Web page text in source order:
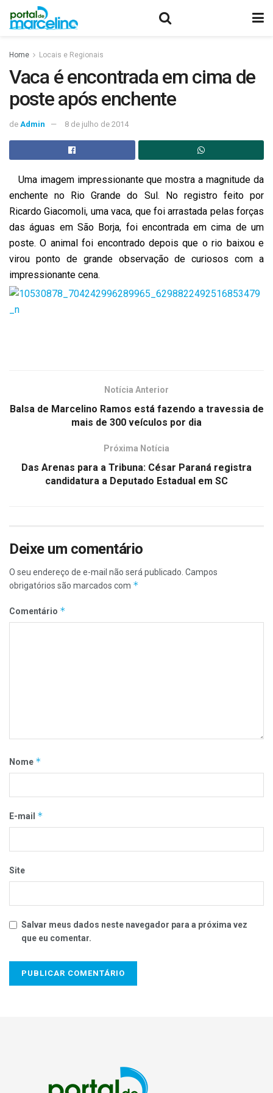
Home Locais e Regionais
Vaca é encontrada em cima de
poste após enchente
de Admin 8 de julho de 2014
Uma imagem impressionante que mostra a magnitude da
enchente no Rio Grande do Sul. No registro feito por
Ricardo Giacomoli, uma vaca, que foi arrastada pelas forças
das águas em São Borja, foi encontrada em cima de um
poste. O animal foi encontrado depois que o rio baixou e
virou ponto de grande observação de curiosos com a
impressionante cena.
Notícia Anterior
Balsa de Marcelino Ramos está fazendo a travessia de
mais de 300 veículos por dia
Próxima Notícia
Das Arenas para a Tribuna: César Paraná registra
candidatura a Deputado Estadual em SC
Deixe um comentário
O seu endereço de e-mail não será publicado. Campos
obrigatórios são marcados com *
Comentário *
Nome *
E-mail *
Site
Salvar meus dados neste navegador para a próxima vez
que eu comentar.